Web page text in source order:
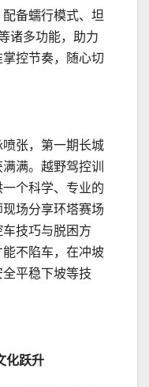
备蠕行模式、坦
诸多功能，助力
控节奏，随心切
张，第一期长城
满。越野驾控训
个科学、专业的
场分享环塔赛场
技巧与脱困方
不陷车，在冲坡
平稳下坡等技
化跃升